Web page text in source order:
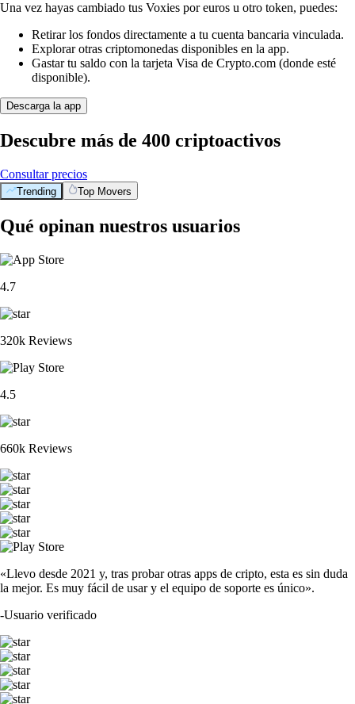
Una vez hayas cambiado tus Voxies por euros u otro token, puedes:
Retirar los fondos directamente a tu cuenta bancaria vinculada.
Explorar otras criptomonedas disponibles en la app.
Gastar tu saldo con la tarjeta Visa de Crypto.com (donde esté
disponible).
Descarga la app
Descubre más de 400 criptoactivos
Consultar precios
Trending Top Movers
Qué opinan nuestros usuarios
4.7
320k Reviews
4.5
660k Reviews
«Llevo desde 2021 y, tras probar otras apps de cripto, esta es sin duda
la mejor. Es muy fácil de usar y el equipo de soporte es único».
-Usuario verificado